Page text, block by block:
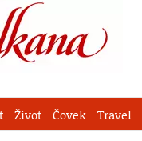
Život Čovek Travel